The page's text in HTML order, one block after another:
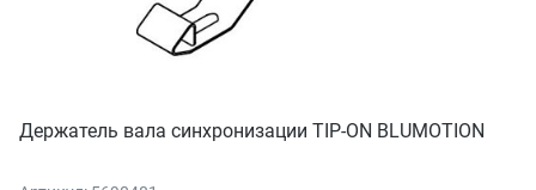
Держатель вала синхронизации TIP-ON BLUMOTION